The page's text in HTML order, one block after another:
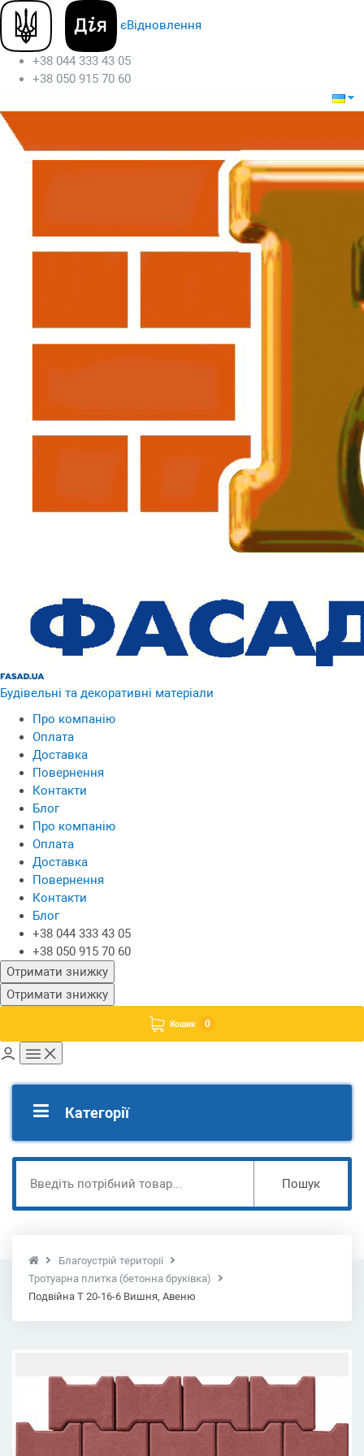
єВідновлення
+38 044 333 43 05
+38 050 915 70 60
Будівельні та декоративні матеріали
Про компанію
Оплата
Доставка
Повернення
Контакти
Блог
Про компанію
Оплата
Доставка
Повернення
Контакти
Блог
+38 044 333 43 05
+38 050 915 70 60
Отримати знижку
Отримати знижку
Кошик 0
Категорії
Пошук
Благоустрій території
Тротуарна плитка (бетонна бруківка)
Подвійна Т 20-16-6 Вишня, Авеню